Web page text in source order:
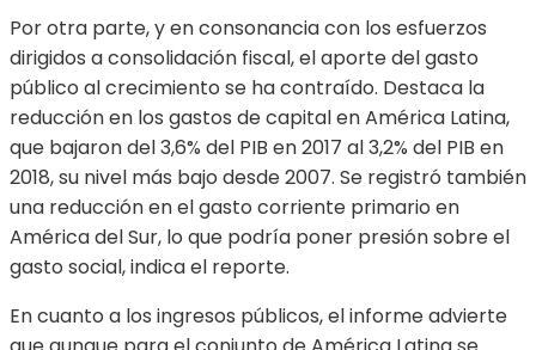
Por otra parte, y en consonancia con los esfuerzos
dirigidos a consolidación fiscal, el aporte del gasto
público al crecimiento se ha contraído. Destaca la
reducción en los gastos de capital en América Latina,
que bajaron del 3,6% del PIB en 2017 al 3,2% del PIB en
2018, su nivel más bajo desde 2007. Se registró también
una reducción en el gasto corriente primario en
América del Sur, lo que podría poner presión sobre el
gasto social, indica el reporte.
En cuanto a los ingresos públicos, el informe advierte